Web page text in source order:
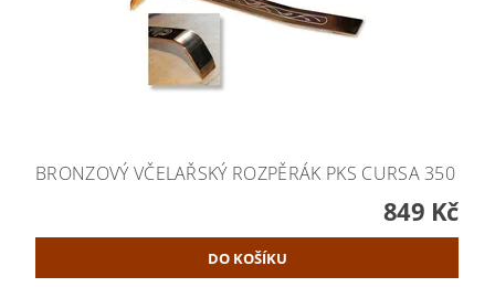
BRONZOVÝ VČELAŘSKÝ ROZPĚRÁK PKS CURSA 350
849 Kč